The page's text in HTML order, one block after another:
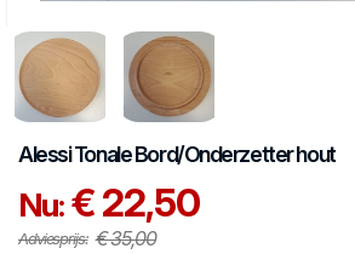
AlessiTonaleBord/Onderzetter hout
Nu:€ 22,50
Adviesprijs: € 35,00